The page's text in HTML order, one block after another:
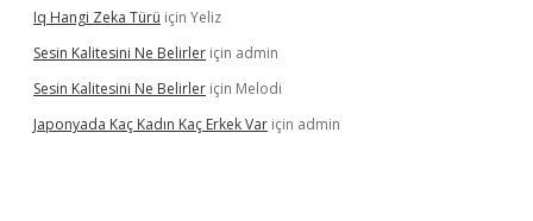
Iq Hangi Zeka Türü için Yeliz
Sesin Kalitesini Ne Belirler için admin
Sesin Kalitesini Ne Belirler için Melodi
Japonyada Kaç Kadın Kaç Erkek Var için admin